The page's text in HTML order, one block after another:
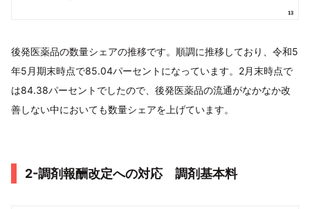
後発医薬品の数量シェアの推移です。順調に推移しており、令和5
年5月期末時点で85.04パーセントになっています。2月末時点で
は84.38パーセントでしたので、後発医薬品の流通がなかなか改
善しない中においても数量シェアを上げています。
2-調剤報酬改定への対応 調剤基本料